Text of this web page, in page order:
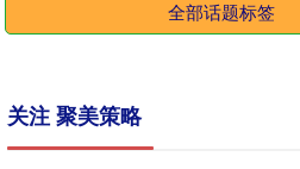
全部话题标签
关注 聚美策略